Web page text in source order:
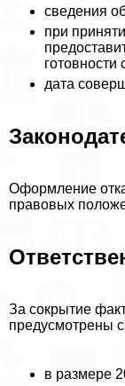
сведения
при
дата
Оформление
правовых
За сокрытие
предусмотрены
в размере